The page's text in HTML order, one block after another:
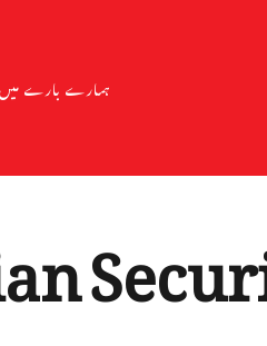
ہمارے بارے میں